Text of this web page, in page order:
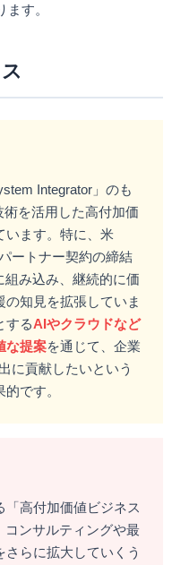
す。
Integrator」のも
を活用した高付加価
います。特に、米
ートナー契約の締結
み込み、継続的に価
知見を拡張していま
するAIやクラウドなど
な提案を通じて、企業
に貢献したいという
です。
「高付加価値ビジネス
コンサルティングや最
らに拡大していくう